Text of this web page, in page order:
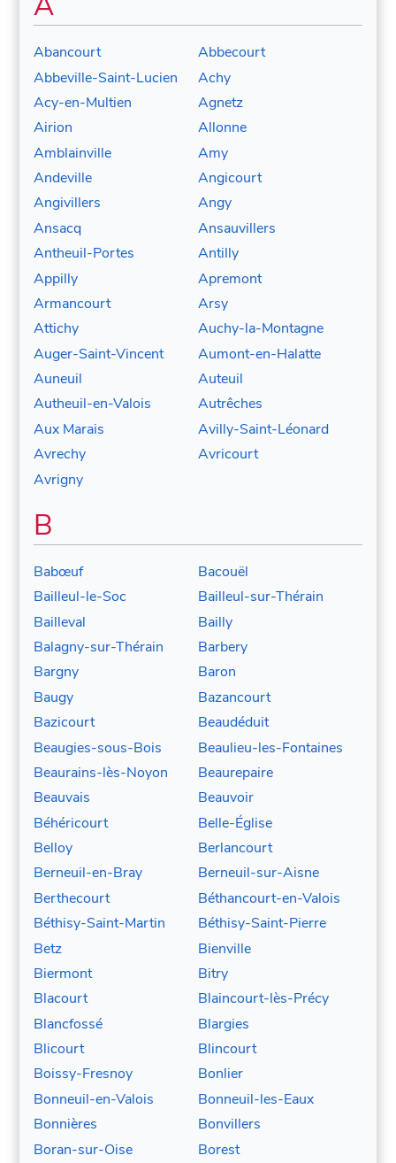
Abancourt
Abbecourt
Abbeville-Saint-Lucien
Achy
Acy-en-Multien
Agnetz
Airion
Allonne
Amblainville
Amy
Andeville
Angicourt
Angivillers
Angy
Ansacq
Ansauvillers
Antheuil-Portes
Antilly
Appilly
Apremont
Armancourt
Arsy
Attichy
Auchy-la-Montagne
Auger-Saint-Vincent
Aumont-en-Halatte
Auneuil
Auteuil
Autheuil-en-Valois
Autrêches
Aux Marais
Avilly-Saint-Léonard
Avrechy
Avricourt
Avrigny
B
Babœuf
Bacouël
Bailleul-le-Soc
Bailleul-sur-Thérain
Bailleval
Bailly
Balagny-sur-Thérain
Barbery
Bargny
Baron
Baugy
Bazancourt
Bazicourt
Beaudéduit
Beaugies-sous-Bois
Beaulieu-les-Fontaines
Beaurains-lès-Noyon
Beaurepaire
Beauvais
Beauvoir
Béhéricourt
Belle-Église
Belloy
Berlancourt
Berneuil-en-Bray
Berneuil-sur-Aisne
Berthecourt
Béthancourt-en-Valois
Béthisy-Saint-Martin
Béthisy-Saint-Pierre
Betz
Bienville
Biermont
Bitry
Blacourt
Blaincourt-lès-Précy
Blancfossé
Blargies
Blicourt
Blincourt
Boissy-Fresnoy
Bonlier
Bonneuil-en-Valois
Bonneuil-les-Eaux
Bonnières
Bonvillers
Boran-sur-Oise
Borest